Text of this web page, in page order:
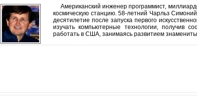
Американский инженер программист,
космическую станцию. 58-летний Чарльз
десятилетие после запуска первого
изучать компьютерные технологии, получив
работать в США, занимаясь развитием